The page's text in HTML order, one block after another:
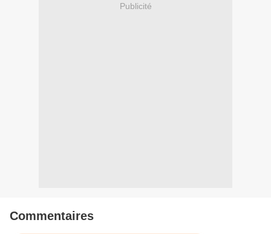
Publicité
Commentaires